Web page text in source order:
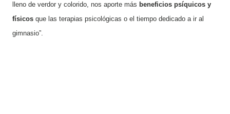
lleno de verdor y colorido, nos aporte más beneficios psíquicos y
físicos que las terapias psicológicas o el tiempo dedicado a ir al
gimnasio”.